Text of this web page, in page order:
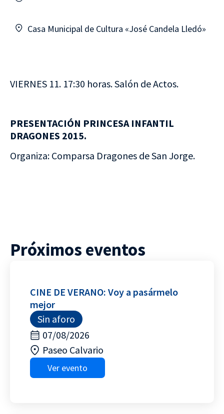
Casa Municipal de Cultura «José Candela Lledó»
VIERNES 11. 17:30 horas. Salón de Actos.
PRESENTACIÓN PRINCESA INFANTIL
DRAGONES 2015.
Organiza: Comparsa Dragones de San Jorge.
Próximos eventos
CINE DE VERANO: Voy a pasármelo
mejor
Sin aforo
07/08/2026
Paseo Calvario
Ver evento